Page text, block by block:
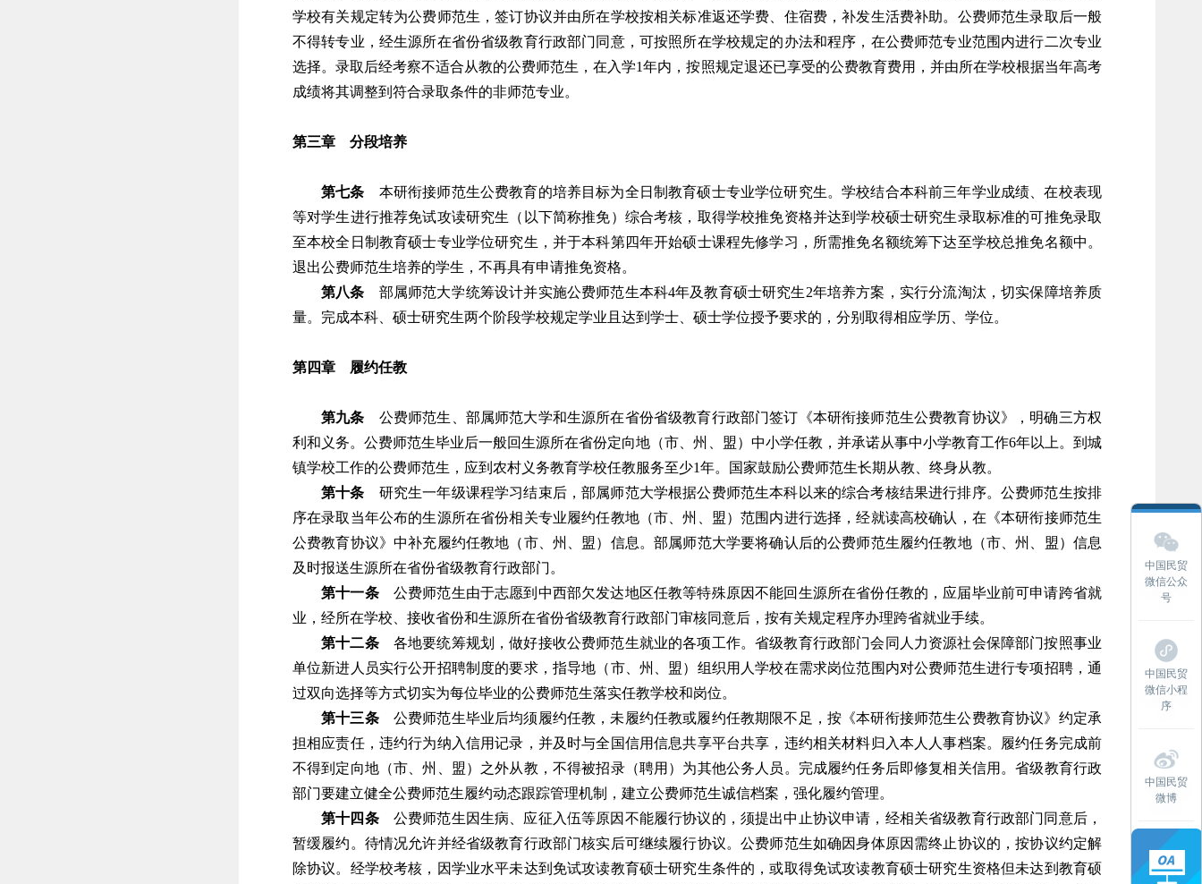
学校有关规定转为公费师范生，签订协议并由所在学校按相关标准返还学费、住宿费，补发生活费补助。公费师范生录取后一般
不得转专业，经生源所在省份省级教育行政部门同意，可按照所在学校规定的办法和程序，在公费师范专业范围内进行二次专业
选择。录取后经考察不适合从教的公费师范生，在入学1年内，按照规定退还已享受的公费教育费用，并由所在学校根据当年高考
成绩将其调整到符合录取条件的非师范专业。
第三章 分段培养
第七条 本研衔接师范生公费教育的培养目标为全日制教育硕士专业学位研究生。学校结合本科前三年学业成绩、在校表现
等对学生进行推荐免试攻读研究生（以下简称推免）综合考核，取得学校推免资格并达到学校硕士研究生录取标准的可推免录取
至本校全日制教育硕士专业学位研究生，并于本科第四年开始硕士课程先修学习，所需推免名额统筹下达至学校总推免名额中。
退出公费师范生培养的学生，不再具有申请推免资格。
第八条 部属师范大学统筹设计并实施公费师范生本科4年及教育硕士研究生2年培养方案，实行分流淘汰，切实保障培养质
量。完成本科、硕士研究生两个阶段学校规定学业且达到学士、硕士学位授予要求的，分别取得相应学历、学位。
第四章 履约任教
第九条 公费师范生、部属师范大学和生源所在省份省级教育行政部门签订《本研衔接师范生公费教育协议》，明确三方权
利和义务。公费师范生毕业后一般回生源所在省份定向地（市、州、盟）中小学任教，并承诺从事中小学教育工作6年以上。到城
镇学校工作的公费师范生，应到农村义务教育学校任教服务至少1年。国家鼓励公费师范生长期从教、终身从教。
第十条 研究生一年级课程学习结束后，部属师范大学根据公费师范生本科以来的综合考核结果进行排序。公费师范生按排
序在录取当年公布的生源所在省份相关专业履约任教地（市、州、盟）范围内进行选择，经就读高校确认，在《本研衔接师范生
公费教育协议》中补充履约任教地（市、州、盟）信息。部属师范大学要将确认后的公费师范生履约任教地（市、州、盟）信息
及时报送生源所在省份省级教育行政部门。
第十一条公费师范生由于志愿到中西部欠发达地区任教等特殊原因不能回生源所在省份任教的，应届毕业前可申请跨省就
业，经所在学校、接收省份和生源所在省份省级教育行政部门审核同意后，按有关规定程序办理跨省就业手续。
第十二条各地要统筹规划，做好接收公费师范生就业的各项工作。省级教育行政部门会同人力资源社会保障部门按照事业
单位新进人员实行公开招聘制度的要求，指导地（市、州、盟）组织用人学校在需求岗位范围内对公费师范生进行专项招聘，通
过双向选择等方式切实为每位毕业的公费师范生落实任教学校和岗位。
第十三条公费师范生毕业后均须履约任教，未履约任教或履约任教期限不足，按《本研衔接师范生公费教育协议》约定承
担相应责任，违约行为纳入信用记录，并及时与全国信用信息共享平台共享，违约相关材料归入本人人事档案。履约任务完成前
不得到定向地（市、州、盟）之外从教，不得被招录（聘用）为其他公务人员。完成履约任务后即修复相关信用。省级教育行政
部门要建立健全公费师范生履约动态跟踪管理机制，建立公费师范生诚信档案，强化履约管理。
第十四条公费师范生因生病、应征入伍等原因不能履行协议的，须提出中止协议申请，经相关省级教育行政部门同意后，
暂缓履约。待情况允许并经省级教育行政部门核实后可继续履行协议。公费师范生如确因身体原因需终止协议的，按协议约定解
除协议。经学校考核，因学业水平未达到免试攻读教育硕士研究生条件的，或取得免试攻读教育硕士研究生资格但未达到教育硕
中国民贸
微信公众
号
中国民贸
微信小程
序
中国民贸
微博